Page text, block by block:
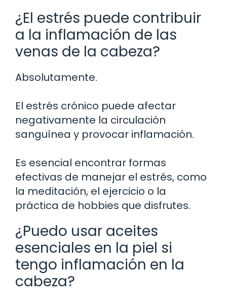
¿El estrés puede contribuir
a la inflamación de las
venas de la cabeza?
Absolutamente.
El estrés crónico puede afectar
negativamente la circulación
sanguínea y provocar inflamación.
Es esencial encontrar formas
efectivas de manejar el estrés, como
la meditación, el ejercicio o la
práctica de hobbies que disfrutes.
¿Puedo usar aceites
esenciales en la piel si
tengo inflamación en la
cabeza?